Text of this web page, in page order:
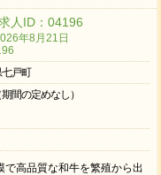
人ID：04196
年8月21日
戸町
間の定めなし）
高品質な和牛を繁殖から出